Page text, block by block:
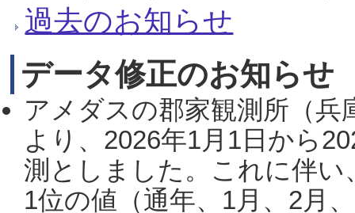
過去のお知らせ
データ修正のお知らせ
アメダスの郡家観測所（
より、2026年1月1日から
測としました。これに伴い
1位の値（通年、1月、2月